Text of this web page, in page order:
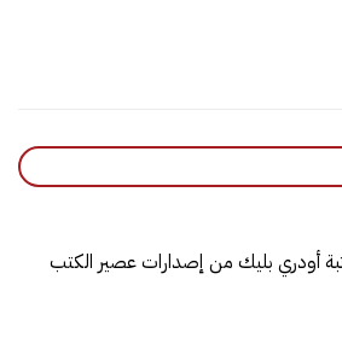
أودري بليك من إصدارات عصير الكتب